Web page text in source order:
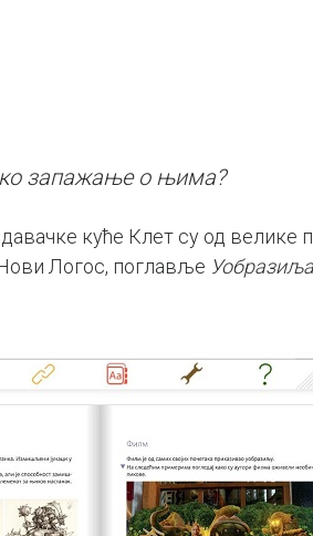
запажање о њима?
куће Клет су од велике
Логос, поглавље Уобразиља